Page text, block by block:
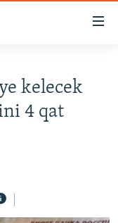
kelecek
4 qat